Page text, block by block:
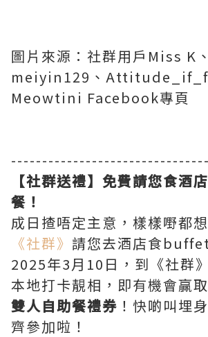
圖片來源：社群用戶Miss K、
meiyin129、
Meowtini Facebook專頁
【社群送禮】免費請您食酒
餐！
成日揸唔定主意，樣樣嘢都
《社群》 請您去酒店食
2025年3月10日，到《社群
本地打卡靚相，即有機會贏取
雙人自助餐禮券 ！快啲叫埋
齊參加啦！